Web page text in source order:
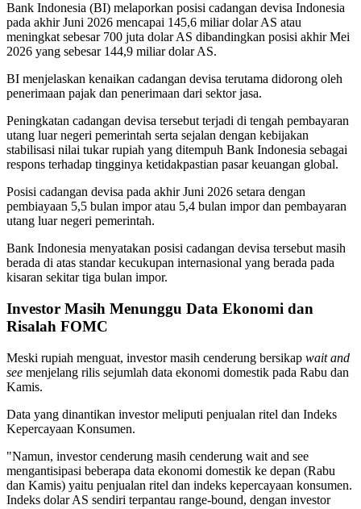
Bank Indonesia (BI) melaporkan posisi cadangan devisa Indonesia
pada akhir Juni 2026 mencapai 145,6 miliar dolar AS atau
meningkat sebesar 700 juta dolar AS dibandingkan posisi akhir Mei
2026 yang sebesar 144,9 miliar dolar AS.
BI menjelaskan kenaikan cadangan devisa terutama didorong oleh
penerimaan pajak dan penerimaan dari sektor jasa.
Peningkatan cadangan devisa tersebut terjadi di tengah pembayaran
utang luar negeri pemerintah serta sejalan dengan kebijakan
stabilisasi nilai tukar rupiah yang ditempuh Bank Indonesia sebagai
respons terhadap tingginya ketidakpastian pasar keuangan global.
Posisi cadangan devisa pada akhir Juni 2026 setara dengan
pembiayaan 5,5 bulan impor atau 5,4 bulan impor dan pembayaran
utang luar negeri pemerintah.
Bank Indonesia menyatakan posisi cadangan devisa tersebut masih
berada di atas standar kecukupan internasional yang berada pada
kisaran sekitar tiga bulan impor.
Investor Masih Menunggu Data Ekonomi dan
Risalah FOMC
Meski rupiah menguat, investor masih cenderung bersikap wait and
see menjelang rilis sejumlah data ekonomi domestik pada Rabu dan
Kamis.
Data yang dinantikan investor meliputi penjualan ritel dan Indeks
Kepercayaan Konsumen.
"Namun, investor cenderung masih cenderung wait and see
mengantisipasi beberapa data ekonomi domestik ke depan (Rabu
dan Kamis) yaitu penjualan ritel dan indeks kepercayaan konsumen.
Indeks dolar AS sendiri terpantau range-bound, dengan investor